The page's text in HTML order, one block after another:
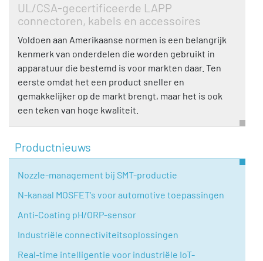
UL/CSA-gecertificeerde LAPP
connectoren, kabels en accessoires
Voldoen aan Amerikaanse normen is een belangrijk
kenmerk van onderdelen die worden gebruikt in
apparatuur die bestemd is voor markten daar. Ten
eerste omdat het een product sneller en
gemakkelijker op de markt brengt, maar het is ook
een teken van hoge kwaliteit.
Productnieuws
Nozzle-management bij SMT-productie
N-kanaal MOSFET's voor automotive toepassingen
Anti-Coating pH/ORP-sensor
Industriële connectiviteitsoplossingen
Real-time intelligentie voor industriële IoT-